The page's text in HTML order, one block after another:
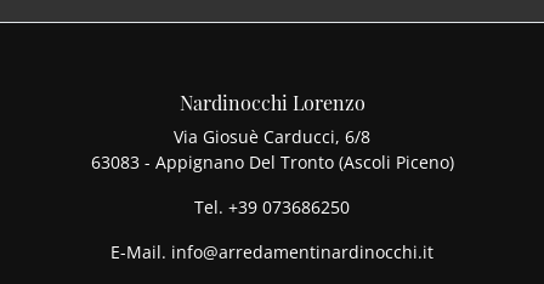
Nardinocchi Lorenzo
Via Giosuè Carducci, 6/8
63083 - Appignano Del Tronto (Ascoli Piceno)
Tel. +39 073686250
E-Mail. info@arredamentinardinocchi.it